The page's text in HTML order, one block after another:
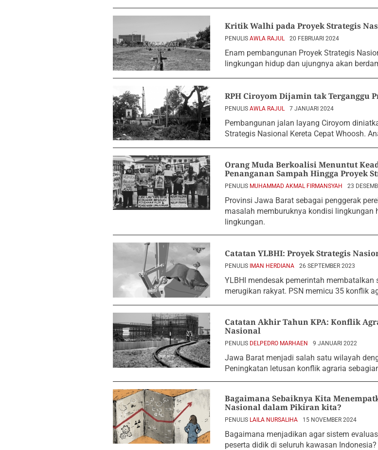
Kritik Walhi pada Proyek Strategis
PENULIS AWLA RAJUL 20 FEBRUARI 2024
Enam pembangunan Proyek Strategis
lingkungan hidup dan ujungnya akan
RPH Ciroyom Dijamin tak Terganggu
PENULIS AWLA RAJUL 7 JANUARI 2024
Pembangunan jalan layang Ciroyom
Strategis Nasional Kereta Cepat Whoosh.
Orang Muda Berkoalisi Menuntut
Penanganan Sampah Hingga Proyek
PENULIS MUHAMMAD AKMAL FIRMANSYAH 23
Provinsi Jawa Barat sebagai penggerak
masalah memburuknya kondisi lingkungan
lingkungan.
Catatan YLBHI: Proyek Strategis
PENULIS IMAN HERDIANA 26 SEPTEMBER 2023
YLBHI mendesak pemerintah
merugikan rakyat. PSN memicu 35 konflik
Catatan Akhir Tahun KPA: Konflik
Nasional
PENULIS DELPEDRO MARHAEN 9 JANUARI 2022
Jawa Barat menjadi salah satu wilayah
Peningkatan letusan konflik agraria
Bagaimana Sebaiknya Kita
Nasional dalam Pikiran kita?
PENULIS LAILA NURSALIHA 15 NOVEMBER 2024
Bagaimana menjadikan agar sistem
peserta didik di seluruh kawasan Indonesia?